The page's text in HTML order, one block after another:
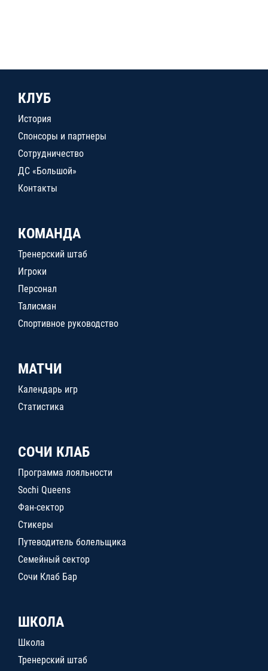
КЛУБ
История
Спонсоры и партнеры
Сотрудничество
ДС «Большой»
Контакты
КОМАНДА
Тренерский штаб
Игроки
Персонал
Талисман
Спортивное руководство
МАТЧИ
Календарь игр
Статистика
СОЧИ КЛАБ
Программа лояльности
Sochi Queens
Фан-сектор
Стикеры
Путеводитель болельщика
Семейный сектор
Сочи Клаб Бар
ШКОЛА
Школа
Тренерский штаб